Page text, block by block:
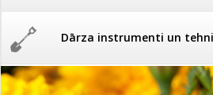
Dārza instrumenti un
Deratizācija, dezinsekcija
Tagad Vitrol GB arī 20kg
iepakojumā!